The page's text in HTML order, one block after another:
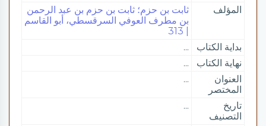
المؤلف
ثابت بن حزم؛ ثابت بن حزم بن عبد الرحمن
بن مطرف العوفي السرقسطي، أبو القاسم
بداية الكتاب
...
نهاية الكتاب
...
العنوان
المختصر
...
تاريخ
التصنيف
...